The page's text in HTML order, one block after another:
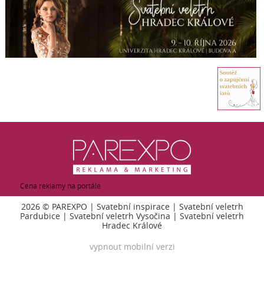
Cena reklamy na portále
2026 © PAREXPO | Svatební inspirace| Svatební veletrh
Pardubice | Svatební veletrh Vysočina | Svatební veletrh
Hradec Králové
vypnout mobilní verzi